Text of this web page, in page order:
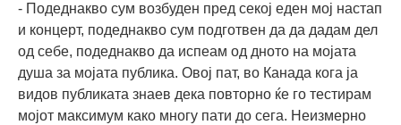
- Подеднакво сум возбуден пред секој еден мој настап
и концерт, подеднакво сум подготвен да да дадам дел
од себе, подеднакво да испеам од дното на мојата
душа за мојата публика. Овој пат, во Канада кога ја
видов публиката знаев дека повторно ќе го тестирам
мојот максимум како многу пати до сега. Неизмерно